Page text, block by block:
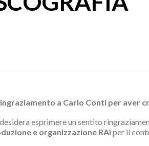
a Carlo Conti per aver
esprimere un sentito
e organizzazione RAI per il